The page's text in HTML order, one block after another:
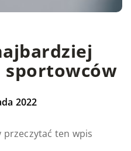
sportowców
2022
przeczytać ten wpis